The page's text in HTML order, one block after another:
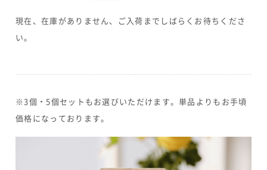
現在、在庫がありません、ご入荷までしばらくお待ちくださ
い。
※3個・5個セットもお選びいただけます。単品よりもお手頃
価格になっております。